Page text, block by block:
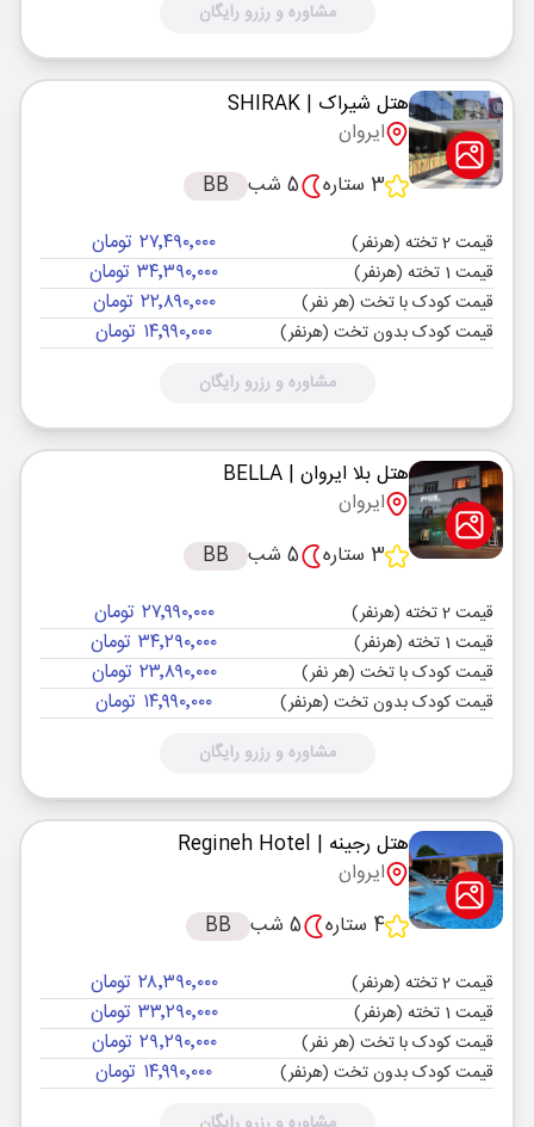
مشاوره و رزرو رایگان
هتل شیراک | SHIRAK
ایروان
3 ستاره
5 شب BB
قیمت 2 تخته (هرنفر) ۲۷٬۴۹۰٬۰۰۰ تومان
قیمت 1 تخته (هرنفر) ۳۴٬۳۹۰٬۰۰۰ تومان
قیمت کودک با تخت (هر نفر) ۲۲٬۸۹۰٬۰۰۰ تومان
قیمت کودک بدون تخت (هرنفر) ۱۴٬۹۹۰٬۰۰۰ تومان
مشاوره و رزرو رایگان
هتل بلا ایروان | BELLA
ایروان
3 ستاره
5 شب BB
قیمت 2 تخته (هرنفر) ۲۷٬۹۹۰٬۰۰۰ تومان
قیمت 1 تخته (هرنفر) ۳۴٬۲۹۰٬۰۰۰ تومان
قیمت کودک با تخت (هر نفر) ۲۳٬۸۹۰٬۰۰۰ تومان
قیمت کودک بدون تخت (هرنفر) ۱۴٬۹۹۰٬۰۰۰ تومان
مشاوره و رزرو رایگان
هتل رجینه | Regineh Hotel
ایروان
4 ستاره
5 شب BB
قیمت 2 تخته (هرنفر) ۲۸٬۳۹۰٬۰۰۰ تومان
قیمت 1 تخته (هرنفر) ۳۳٬۲۹۰٬۰۰۰ تومان
قیمت کودک با تخت (هر نفر) ۲۹٬۲۹۰٬۰۰۰ تومان
قیمت کودک بدون تخت (هرنفر) ۱۴٬۹۹۰٬۰۰۰ تومان